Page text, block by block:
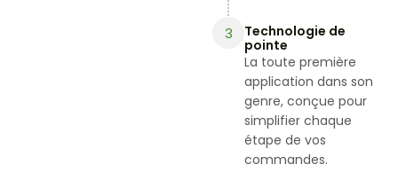
3 Technologie de
pointe
La toute première
application dans son
genre, conçue pour
simplifier chaque
étape de vos
commandes.